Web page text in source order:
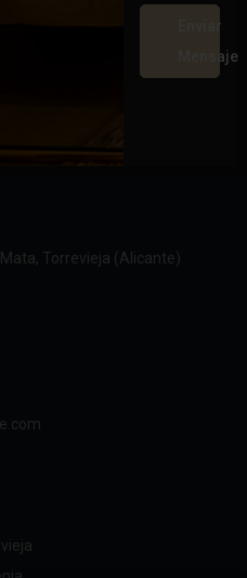
Enviar
Mensaje
Torrevieja (Alicante)